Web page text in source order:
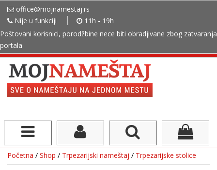
office@mojnamestaj.rs
Nije u funkciji
11h - 19h
Poštovani korisnici, porodžbine nece biti obradjivane zbog zatvaranja
portala
Početna / Shop / Trpezarijski nameštaj / Trpezarijske stolice